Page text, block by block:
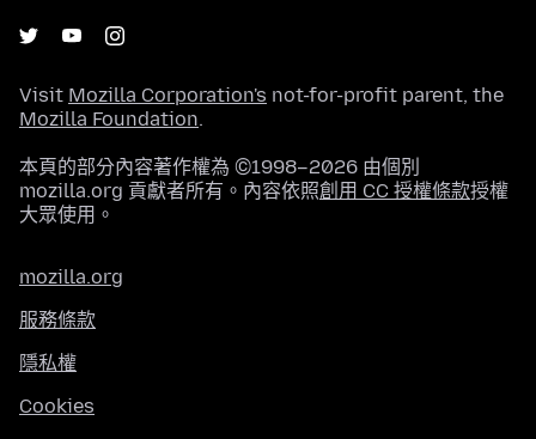
Visit Mozilla Corporation's not-for-profit parent, the
Mozilla Foundation.
本頁的部分內容著作權為 ©1998–2026 由個別
mozilla.org 貢獻者所有。內容依照創用 CC 授權條款授權
大眾使用。
mozilla.org
服務條款
隱私權
Cookies